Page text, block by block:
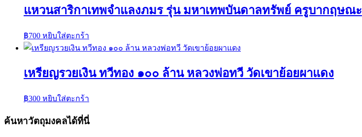
แหวนสาริกาเทพจำแลงภมร รุ่น มหาเทพบันดาลทรัพย์ ครูบากฤษณะ
฿700 หยิบใส่ตะกร้า
เหรียญรวยเงิน ทวีทอง ๑๐๐ ล้าน หลวงพ่อทวี วัดเขาย้อยผาแดง
฿300 หยิบใส่ตะกร้า
ค้นหาวัตถุมงคลได้ที่นี่